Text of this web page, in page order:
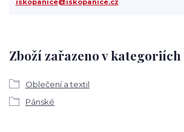
Zboží zařazeno v kategoriích
Oblečení a textil
Pánské
iskopanice@iskopanice.cz